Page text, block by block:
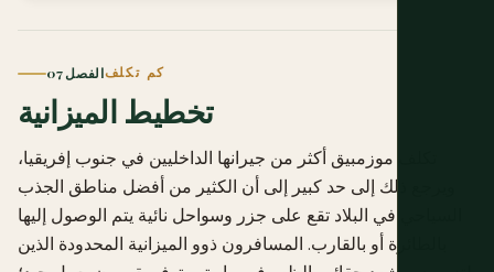
الفصل 07كم تكلف
تخطيط الميزانية
تكلف موزمبيق أكثر من جيرانها الداخليين في جنوب إفريقيا،
ويرجع ذلك إلى حد كبير إلى أن الكثير من أفضل مناطق الجذب
السياحي في البلاد تقع على جزر وسواحل نائية يتم الوصول إليها
بالطائرة أو بالقارب. المسافرون ذوو الميزانية المحدودة الذين